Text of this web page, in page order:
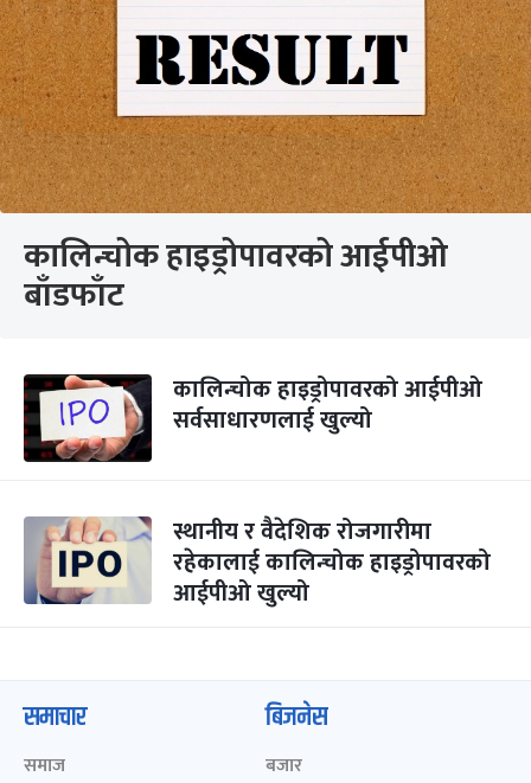
कालिन्चोक हाइड्रोपावरको आईपीओ
बाँडफाँट
कालिन्चोक हाइड्रोपावरको आईपीओ
सर्वसाधारणलाई खुल्यो
स्थानीय र वैदेशिक रोजगारीमा
रहेकालाई कालिन्चोक हाइड्रोपावरको
आईपीओ खुल्यो
समाचार
समाज
बिजनेस
बजार